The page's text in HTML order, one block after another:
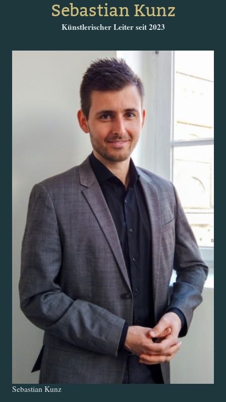
Sebastian Kunz
Künstlerischer Leiter seit 2023
Sebastian Kunz